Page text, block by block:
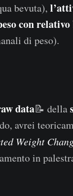
bevuta),
con
di peso).
data📝 della
avrei
Weight
in